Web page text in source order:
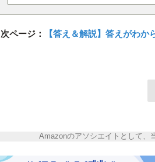
次ページ： 【答え＆解説】答えがわ
Amazonのアソシエイトとして、